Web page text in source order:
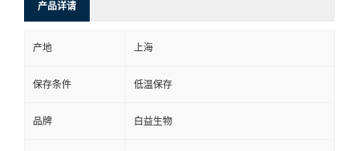
产品详请
产地 上海
保存条件 低温保存
品牌 白益生物